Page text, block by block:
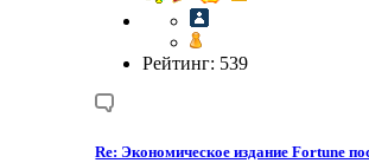
Рейтинг: 539
Re: Экономическое издание Fortune